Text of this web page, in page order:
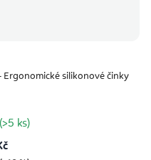
Ergonomické silikonové činky
(>5 ks)